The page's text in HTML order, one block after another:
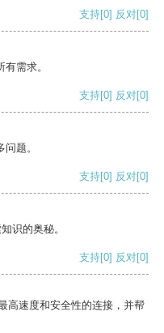
支持[0] 反对[0]
需求。
支持[0] 反对[0]
题。
支持[0] 反对[0]
识的奥秘。
支持[0] 反对[0]
高速度和安全性的连接，并帮